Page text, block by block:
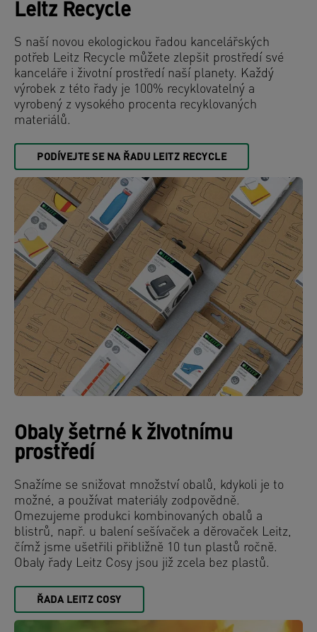
Leitz Recycle
S naší novou ekologickou řadou kancelářských
potřeb Leitz Recycle můžete zlepšit prostředí své
kanceláře i životní prostředí naší planety. Každý
výrobek z této řady je 100% recyklovatelný a
vyrobený z vysokého procenta recyklovaných
materiálů.
PODÍVEJTE SE NA ŘADU LEITZ RECYCLE
Obaly šetrné k životnímu
prostředí
Snažíme se snižovat množství obalů, kdykoli je to
možné, a používat materiály zodpovědně.
Omezujeme produkci kombinovaných obalů a
blistrů, např. u balení sešívaček a děrovaček Leitz,
čímž jsme ušetřili přibližně 10 tun plastů ročně.
Obaly řady Leitz Cosy jsou již zcela bez plastů.
ŘADA LEITZ COSY